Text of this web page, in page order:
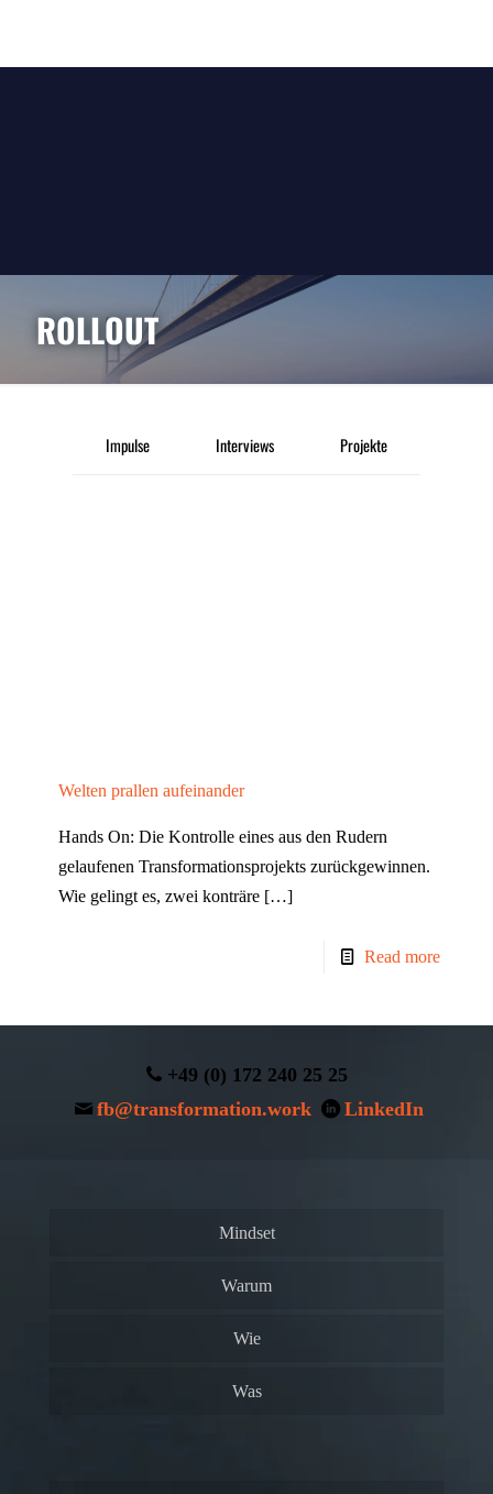
ROLLOUT
Impulse Interviews Projekte
Welten prallen aufeinander
Hands On: Die Kontrolle eines aus den Rudern
gelaufenen Transformationsprojekts zurückgewinnen.
Wie gelingt es, zwei konträre […]
Read more
+49 (0) 172 240 25 25
fb@transformation.work
LinkedIn
Mindset
Warum
Wie
Was